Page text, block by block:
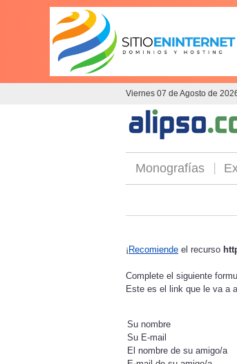
Viernes 07 de Agosto de
Monografías
¡ Recomiende el recurso
Complete el siguiente
Este es el link que le va a
Su nombre
Su E-mail
El nombre de su amigo/a